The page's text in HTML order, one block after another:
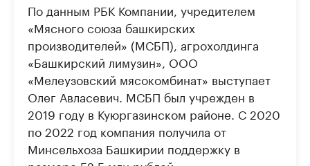
По данным РБК Компании, учредителем
«Мясного союза башкирских
производителей» (МСБП), агрохолдинга
«Башкирский лимузин», ООО
«Мелеузовский мясокомбинат» выступает
Олег Авласевич. МСБП был учрежден в
2019 году в Куюргазинском районе. С 2020
по 2022 год компания получила от
Минсельхоза Башкирии поддержку в